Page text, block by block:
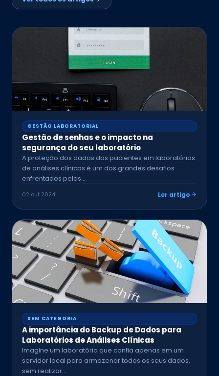
GESTÃO LABORATORIAL
Gestão de senhas e o impacto na
segurança do seu laboratório
A proteção dos dados dos pacientes em laboratórios
de análises clínicas é um dos grandes desafios
enfrentados pelas…
02 out 2024 Ler artigo
SEM CATEGORIA
A importância do Backup de Dados para
Laboratórios de Análises Clínicas
Imagine um laboratório que confia apenas em um
servidor local para armazenar todos os seus dados,
sem realizar…